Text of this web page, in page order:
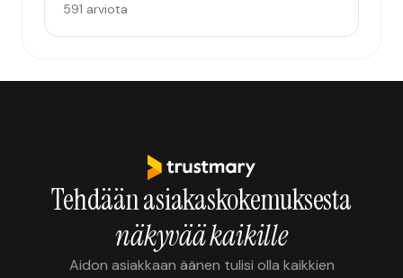
591 arviota
Tehdään asiakaskokemuksesta
näkyvää kaikille
Aidon asiakkaan äänen tulisi olla kaikkien